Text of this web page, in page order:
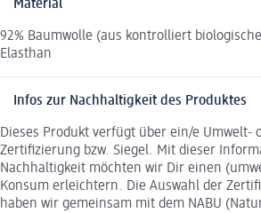
Material
92% Baumwolle (aus kontrolliert
Elasthan
Infos zur Nachhaltigkeit des Produktes
Dieses Produkt verfügt über ein/e Umwelt-
Zertifizierung bzw. Siegel. Mit dieser
Nachhaltigkeit möchten wir Dir einen
Konsum erleichtern. Die Auswahl der
haben wir gemeinsam mit dem NABU